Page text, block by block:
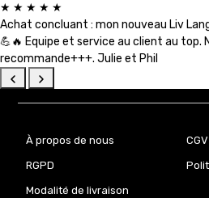
★ ★ ★ ★ ★
Achat concluant : mon nouveau Liv
💪🔥 Equipe et service au client au top.
recommande+++. Julie et Phil
À propos de nous CGV
RGPD
Modalité de livraison